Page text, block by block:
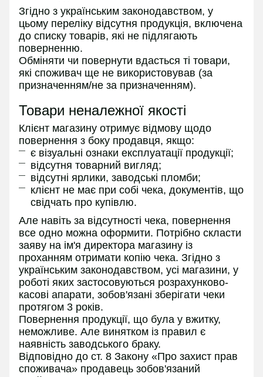
Згідно з українським законодавством, у
цьому переліку відсутня продукція, включена
до списку товарів, які не підлягають
поверненню.
Обміняти чи повернути вдасться ті товари,
які споживач ще не використовував (за
призначенням/не за призначенням).
Товари неналежної якості
Клієнт магазину отримує відмову щодо
повернення з боку продавця, якщо:
є візуальні ознаки експлуатації продукції;
відсутня товарний вигляд;
відсутні ярлики, заводські пломби;
клієнт не має при собі чека, документів, що
свідчать про купівлю.
Але навіть за відсутності чека, повернення
все одно можна оформити. Потрібно скласти
заяву на ім'я директора магазину із
проханням отримати копію чека. Згідно з
українським законодавством, усі магазини, у
роботі яких застосовуються розрахунково-
касові апарати, зобов'язані зберігати чеки
протягом 3 років.
Повернення продукції, що була у вжитку,
неможливе. Але винятком із правил є
наявність заводського браку.
Відповідно до ст. 8 Закону «Про захист прав
споживача» продавець зобов'язаний